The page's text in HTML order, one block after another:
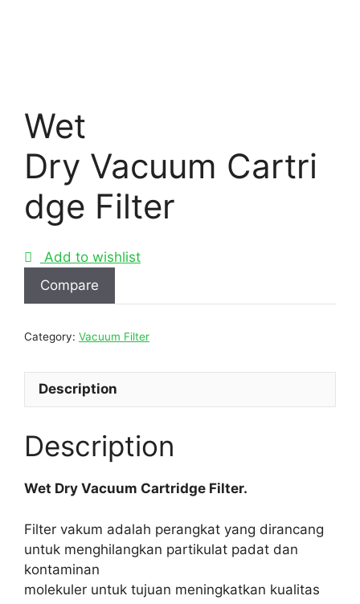
Wet
Dry Vacuum Cartri
dge Filter
Add to wishlist
Compare
Category: Vacuum Filter
Description
Description
Wet Dry Vacuum Cartridge Filter.
Filter vakum adalah perangkat yang dirancang
untuk menghilangkan partikulat padat dan
kontaminan
molekuler untuk tujuan meningkatkan kualitas